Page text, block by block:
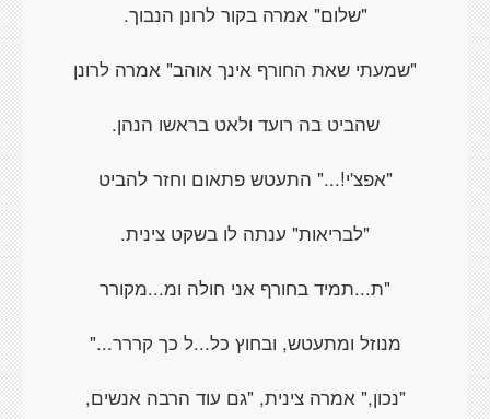
"שלום" אמרה בקור לרונן הנבוך.
"שמעתי שאת החורף אינך אוהב" אמרה לרונן
שהביט בה רועד ולאט בראשו הנהן.
"אפצ'י!..." התעטש פתאום וחזר להביט
"לבריאות" ענתה לו בשקט צינית.
"ת...תמיד בחורף אני חולה ומ...מקורר
מנוזל ומתעטש, ובחוץ כל...ל כך קררר..."
"נכון," אמרה צינית, "גם עוד הרבה אנשים,